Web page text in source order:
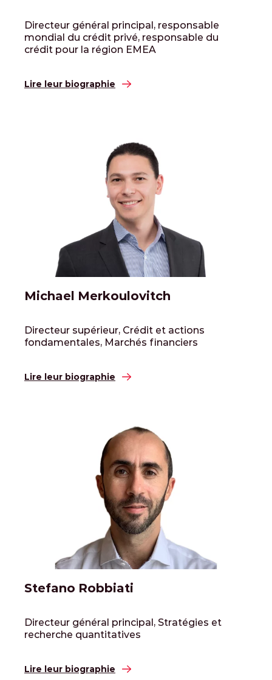
Directeur général principal, responsable
mondial du crédit privé, responsable du
crédit pour la région EMEA
Lire leur biographie
Michael Merkoulovitch
Directeur supérieur, Crédit et actions
fondamentales, Marchés financiers
Lire leur biographie
Stefano Robbiati
Directeur général principal, Stratégies et
recherche quantitatives
Lire leur biographie